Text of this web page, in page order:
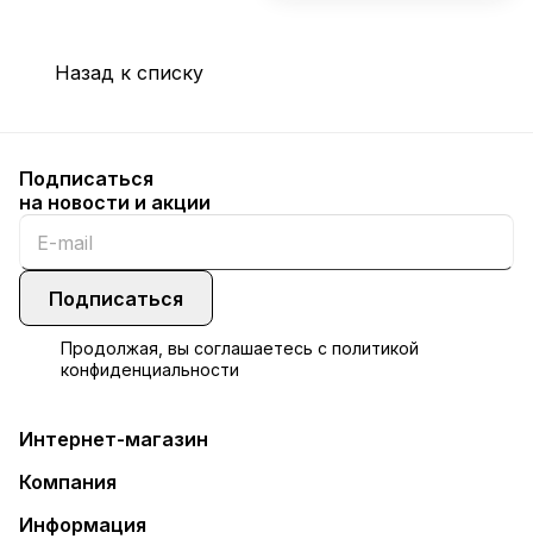
Назад к списку
Подписаться
на новости и акции
Подписаться
Продолжая, вы соглашаетесь с политикой
конфиденциальности
Интернет-магазин
Компания
Информация